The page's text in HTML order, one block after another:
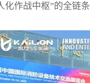
化作战中枢”的全链条